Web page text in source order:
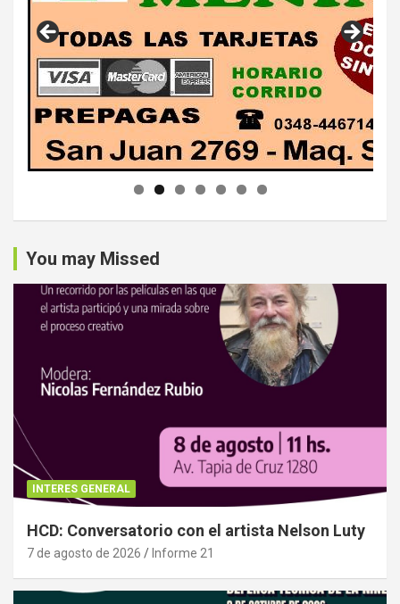
You may Missed
INTERES GENERAL
HCD: Conversatorio con el artista Nelson Luty
7 de agosto de 2026 Informe 21